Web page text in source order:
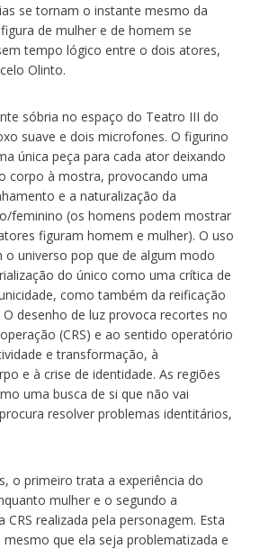
se tornam o instante mesmo da
de mulher e de homem se
tempo lógico entre o dois atores,
Olinto.
sóbria no espaço do Teatro III do
suave e dois microfones. O figurino
única peça para cada ator deixando
corpo à mostra, provocando uma
e a naturalização da
feminino (os homens podem mostrar
figuram homem e mulher). O uso
o universo pop que de algum modo
do único como uma crítica de
como também da reificação
desenho de luz provoca recortes no
(CRS) e ao sentido operatório
e transformação, à
e à crise de identidade. As regiões
uma busca de si que não vai
resolver problemas identitários,
o primeiro trata a experiência do
mulher e o segundo a
CRS realizada pela personagem. Esta
mesmo que ela seja problematizada e